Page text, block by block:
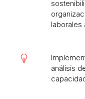
laborales
análisis